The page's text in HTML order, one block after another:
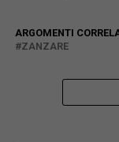
ARGOMENTI
ZANZARE